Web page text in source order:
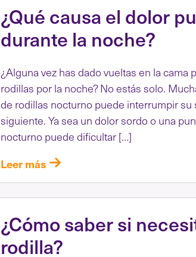
¿Qué causa el dolor
durante la noche?
¿Alguna vez has dado vueltas en la
rodillas por la noche? No estás solo.
de rodillas nocturno puede interrumpir su
siguiente. Ya sea un dolor sordo o una
nocturno puede dificultar […]
Leer más
¿Cómo saber si
rodilla?